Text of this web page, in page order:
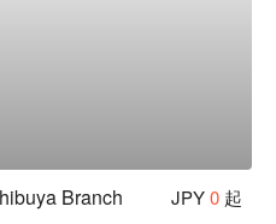
Branch JPY0 起